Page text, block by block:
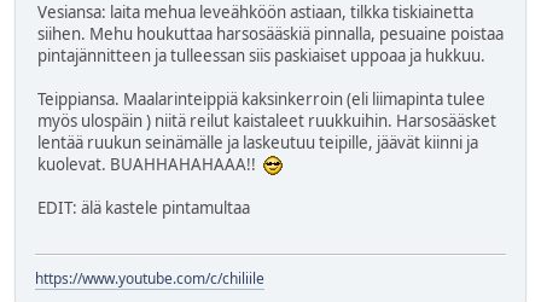
Vesiansa: laita mehua leveähköön astiaan, tilkka tiskiainetta
siihen. Mehu houkuttaa harsosääskiä pinnalla, pesuaine poistaa
pintajännitteen ja tulleessan siis paskiaiset uppoaa ja hukkuu.
Teippiansa. Maalarinteippiä kaksinkerroin (eli liimapinta tulee
myös ulospäin ) niitä reilut kaistaleet ruukkuihin. Harsosääsket
lentää ruukun seinämälle ja laskeutuu teipille, jäävät kiinni ja
kuolevat. BUAHHAHAHAAA!!
EDIT: älä kastele pintamultaa
https://www.youtube.com/c/chiliile